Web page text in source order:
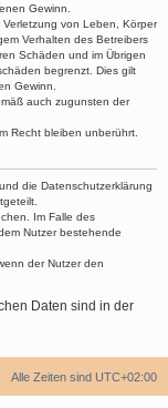
Gewinn.
von Leben, Körper
Verhalten des Betreibers
Schäden und im Übrigen
begrenzt. Dies gilt
Gewinn.
auch zugunsten der
Recht bleiben unberührt.
die Datenschutzerklärung
Im Falle des
Nutzer bestehende
der Nutzer den
Daten sind in der
Alle Zeiten sind UTC+02:00